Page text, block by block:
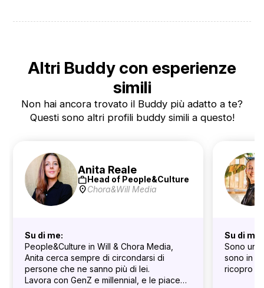
Altri Buddy con esperienze
simili
Non hai ancora trovato il Buddy più adatto a te?
Questi sono altri profili buddy simili a questo!
Anita Reale
workHead of People&Culture
location_onChora&Will Media
Su di me:
People&Culture in Will & Chora Media,
Anita cerca sempre di circondarsi di
persone che ne sanno più di lei.
Lavora con GenZ e millennial, e le piace
Su di me:
Sono
sono in
ricopro il